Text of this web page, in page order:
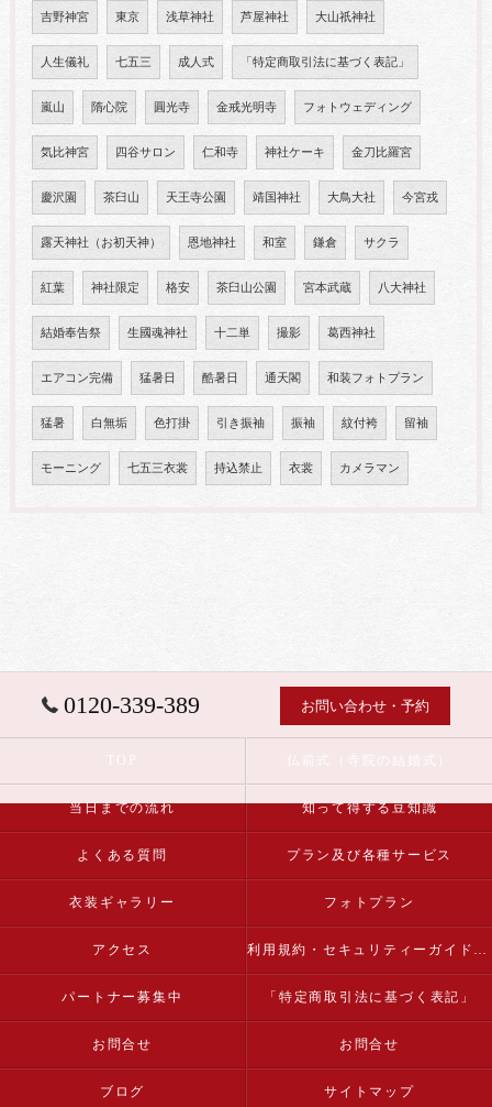
吉野神宮 東京 浅草神社 芦屋神社 大山祇神社
人生儀礼 七五三 成人式 「特定商取引法に基づく表記」
嵐山 隋心院 圓光寺 金戒光明寺 フォトウェディング
気比神宮 四谷サロン 仁和寺 神社ケーキ 金刀比羅宮
慶沢園 茶臼山 天王寺公園 靖国神社 大鳥大社 今宮戎
露天神社（お初天神） 恩地神社 和室 鎌倉 サクラ
紅葉 神社限定 格安 茶臼山公園 宮本武蔵 八大神社
結婚奉告祭 生國魂神社 十二単 撮影 葛西神社
エアコン完備 猛暑日 酷暑日 通天閣 和装フォトプラン
猛暑 白無垢 色打掛 引き振袖 振袖 紋付袴 留袖
モーニング 七五三衣裳 持込禁止 衣裳 カメラマン
0120-339-389 お問い合わせ・予約
当日までの流れ 知って得する豆知識
よくある質問 プラン及び各種サービス
衣装ギャラリー フォトプラン
アクセス 利用規約・セキュリティーガイドライン
パートナー募集中 「特定商取引法に基づく表記」
お問合せ お問合せ
ブログ サイトマップ